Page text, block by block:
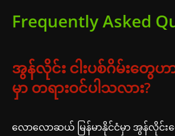
Frequently Asked
အွန်လိုင်း ငါးပစ်ဂိမ်းတွေဟ
မှာ တရားဝင်ပါသလား?
လောလောဆယ် မြန်မာနိုင်ငံမှာ အွန်လိုင်း